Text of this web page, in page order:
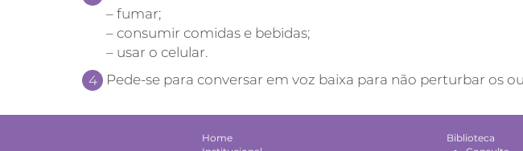
– fumar;
– consumir comidas e bebidas;
– usar o celular.
Pede-se para conversar em voz baixa para não perturbar os
Home
Biblioteca